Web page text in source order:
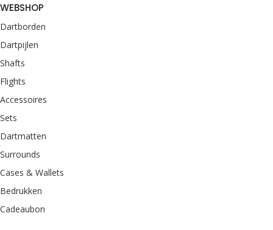
WEBSHOP
Dartborden
Dartpijlen
Shafts
Flights
Accessoires
Sets
Dartmatten
Surrounds
Cases & Wallets
Bedrukken
Cadeaubon